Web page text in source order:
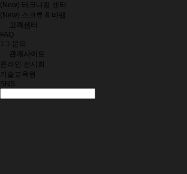
(New) 테크니컬 센터
(New) 스크류 & 바렐
고객센터
FAQ
1:1 문의
관계사이트
온라인 전시회
기술교육원
SNS